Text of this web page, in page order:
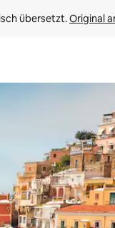
übersetzt. Original